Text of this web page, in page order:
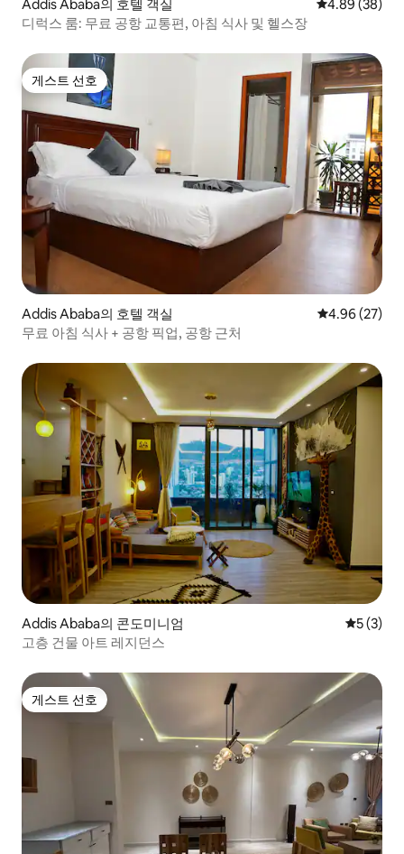
Addis Ababa의 호텔 객실 평점 4.89점(5
4.89 (38)
디럭스 룸: 무료 공항 교통편, 아침 식사 및 헬스장
게스트 선호
게스트 선호
Addis Ababa의 호텔 객실 평점 4.96점(5
4.96 (27)
무료 아침 식사 + 공항 픽업, 공항 근처
Addis Ababa의 콘도미니엄 평점 5점
5 (3)
고층 건물 아트 레지던스
게스트 선호
게스트 선호